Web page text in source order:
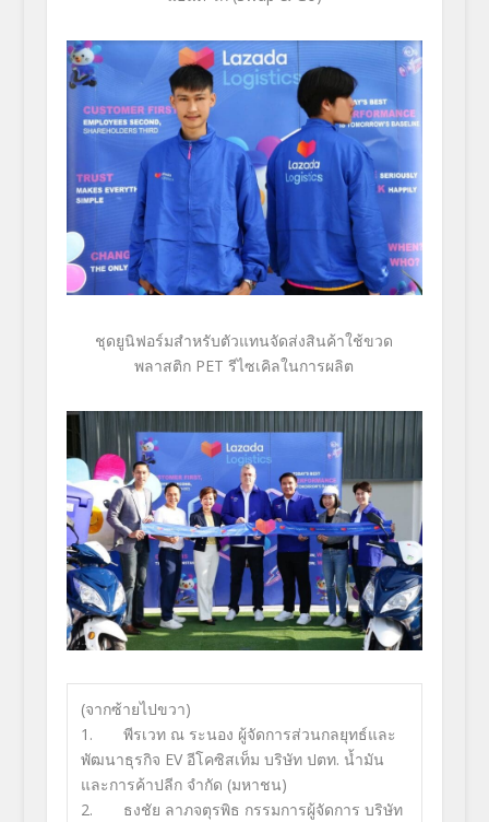
ชุดยูนิฟอร์มสำหรับตัวแทนจัดส่งสินค้าใช้ขวด
พลาสติก PETรีไซเคิลในการผลิต
(จากซ้ายไปขวา)
1. พีรเวท ณ ระนอง ผู้จัดการส่วนกลยุทธ์และ
พัฒนาธุรกิจ EV อีโคซิสเท็ม บริษัท ปตท. น้ำมัน
และการค้าปลีก จำกัด (มหาชน)
2. ธงชัย ลาภจตุรพิธ กรรมการผู้จัดการ บริษัท